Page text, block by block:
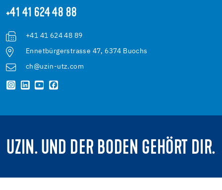
+41 41 624 48 88
+41 41 624 48 89
Ennetbürgerstrasse 47, 6374 Buochs
ch@uzin-utz.com
UZIN. UND DER BODEN GEHÖRT DIR.